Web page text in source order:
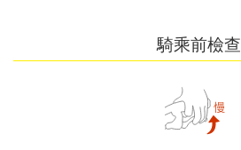
騎乘前檢查